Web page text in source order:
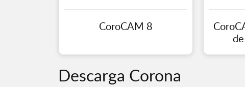
CoroCAM 8
Descarga Corona